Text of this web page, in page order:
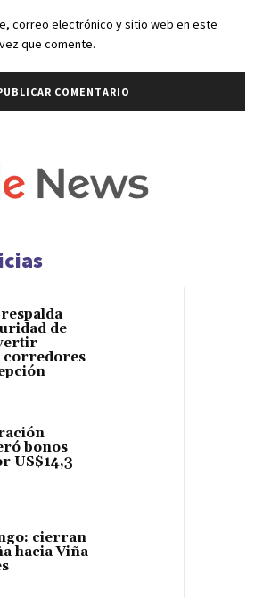
correo electrónico y sitio web en este
que comente.
de
corredores
bonos
US$14,3
cierran
hacia Viña